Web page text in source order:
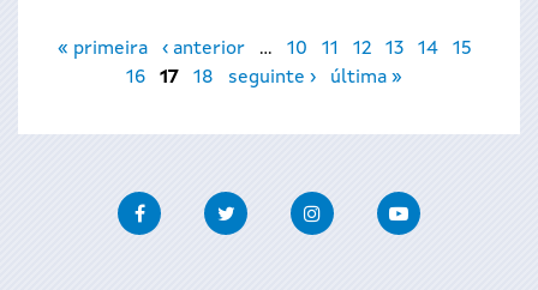
Páxinas
« primeira ‹ anterior … 10 11 12 13 14
15
16
17 18 seguinte › última »
FacebookTwitter InstagramYoutube